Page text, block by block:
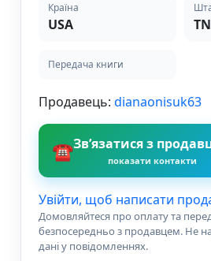
Поезія та драматургія
Детективи
Жахи та трилери
Саморозвиток,
Бізнес Менеджмент
Історія Наука
Батьківство та
Книги про Україну
Біографічні твори
Біблії
Духовна література
Кулінарія
Країна
USA
Передача книги
Продавець:dianaonisuk63
☎Зв’язатися з
показати контакти
Увійти, щоб написати
Домовляйтеся про оплату та
безпосередньо з продавцем. Не
дані у повідомленнях.